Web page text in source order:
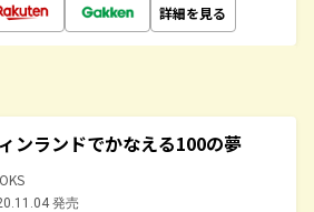
詳細を見る
ンランドでかなえる100の夢
発売